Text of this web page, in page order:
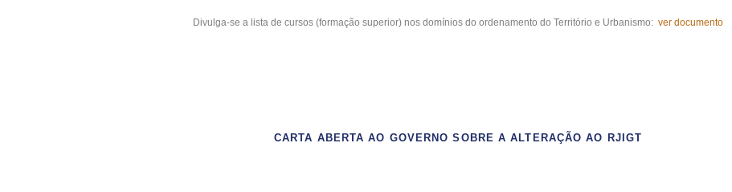
Divulga-se a lista de cursos (formação superior) nos domínios do ordenamento do Território e Urbanismo: ver documento
CARTA ABERTA AO GOVERNO SOBRE A ALTERAÇÃO AO RJIGT